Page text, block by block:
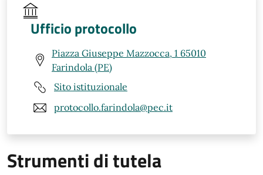
Ufficio protocollo
Piazza Giuseppe Mazzocca, 1 65010
Farindola (PE)
Sito istituzionale
protocollo.farindola@pec.it
Strumenti di tutela